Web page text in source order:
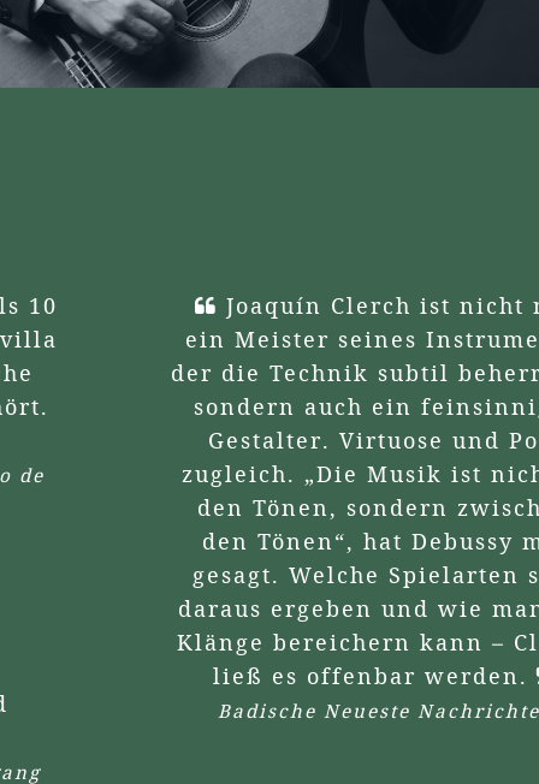
Joaquín Clerch ist nicht nur
ein Meister seines Instruments,
der die Technik subtil beherrscht,
sondern auch ein feinsinniger
Gestalter. Virtuose und Poet
zugleich. „Die Musik ist nicht in
den Tönen, sondern zwischen
den Tönen“, hat Debussy mal
gesagt. Welche Spielarten sich
daraus ergeben und wie man die
Klänge bereichern kann – Clerch
ließ es offenbar werden.
Badische Neueste Nachrichten